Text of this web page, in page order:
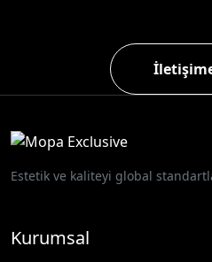
Estetik ve kaliteyi global
Kurumsal